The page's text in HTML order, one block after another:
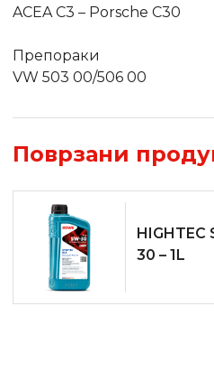
ACEA C3 – Porsche C30
Препораки
VW 503 00/506 00
Поврзани
HIGHTEC
30 – 1L